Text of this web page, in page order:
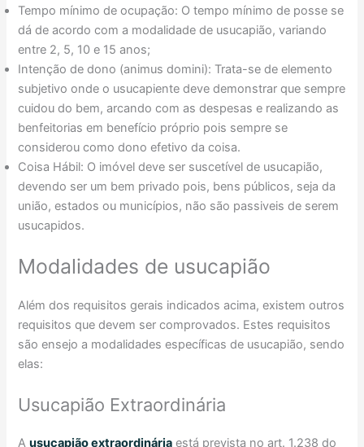
Tempo mínimo de ocupação: O tempo mínimo de posse se
dá de acordo com a modalidade de usucapião, variando
entre 2, 5, 10 e 15 anos;
Intenção de dono (animus domini): Trata-se de elemento
subjetivo onde o usucapiente deve demonstrar que sempre
cuidou do bem, arcando com as despesas e realizando as
benfeitorias em benefício próprio pois sempre se
considerou como dono efetivo da coisa.
Coisa Hábil: O imóvel deve ser suscetível de usucapião,
devendo ser um bem privado pois, bens públicos, seja da
união, estados ou municípios, não são passiveis de serem
usucapidos.
Modalidades de usucapião
Além dos requisitos gerais indicados acima, existem outros
requisitos que devem ser comprovados. Estes requisitos
são ensejo a modalidades específicas de usucapião, sendo
elas:
Usucapião Extraordinária
Ausucapião extraordinária está prevista no art. 1.238 do